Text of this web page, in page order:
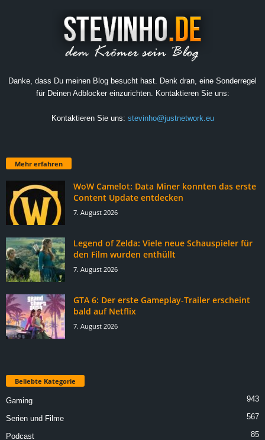
Danke, dass Du meinen Blog besucht hast. Denk dran, eine Sonderregel
für Deinen Adblocker einzurichten. Kontaktieren Sie uns:
Kontaktieren Sie uns: stevinho@justnetwork.eu
Mehr erfahren
WoW Camelot: Data Miner konnten das erste
Content Update entdecken
7. August 2026
Legend of Zelda: Viele neue Schauspieler für
den Film wurden enthüllt
7. August 2026
GTA 6: Der erste Gameplay-Trailer erscheint
bald auf Netflix
7. August 2026
Beliebte Kategorie
Gaming 943
Serien und Filme 567
Podcast 85